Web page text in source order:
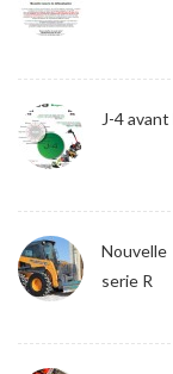
J-4
serie R